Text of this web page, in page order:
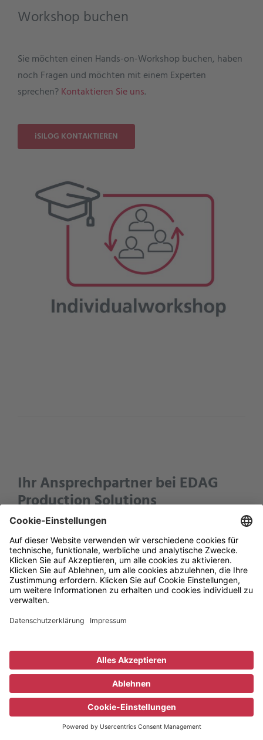
Workshop buchen
Sie möchten einen Hands-on-Workshop buchen, haben
noch Fragen und möchten mit einem Experten
sprechen?Kontaktieren Sie uns.
iSILOG KONTAKTIEREN
Ihr Ansprechpartner bei EDAG
Production Solutions